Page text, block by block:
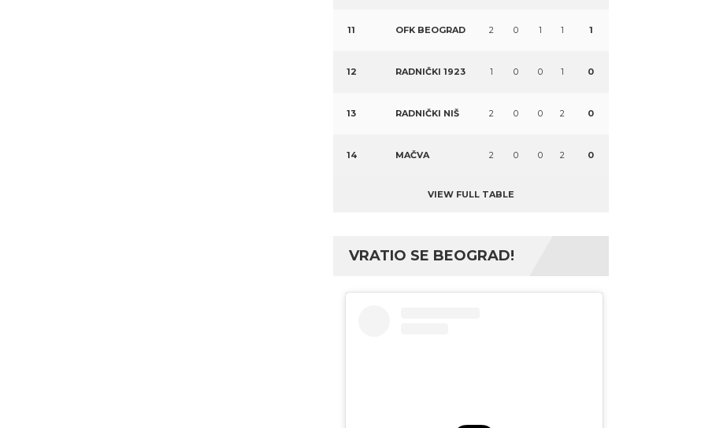
11 OFK BEOGRAD 2 0 1 1 1
12 RADNIČKI 1923 1 0 0 1 0
13 RADNIČKI NIŠ 2 0 0 2 0
14 MAČVA 2 0 0 2 0
VIEW FULL TABLE
VRATIO SE BEOGRAD!